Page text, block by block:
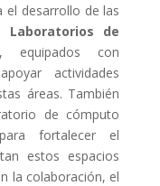
el desarrollo de las
Laboratorios de
, equipados con
actividades
áreas. También
de cómputo
fortalecer el
estos espacios
la colaboración, el